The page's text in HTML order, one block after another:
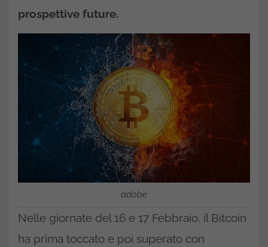
prospettive future.
adobe
Nelle giornate del 16 e 17 Febbraio, il Bitcoin
ha prima toccato e poi superato con